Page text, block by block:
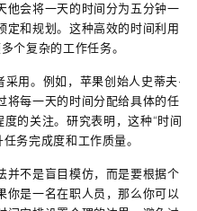
他会将一天的时间分为五分钟一
定和规划。这种高效的时间利用
个复杂的工作任务。
用。例如，苹果创始人史蒂夫·
将每一天的时间分配给具体的任
的关注。研究表明，这种“时间
务完成度和工作质量。
并不是盲目模仿，而是要根据个
你是一名在职人员，那么你可以